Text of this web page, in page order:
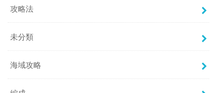
攻略法
未分類
海域攻略